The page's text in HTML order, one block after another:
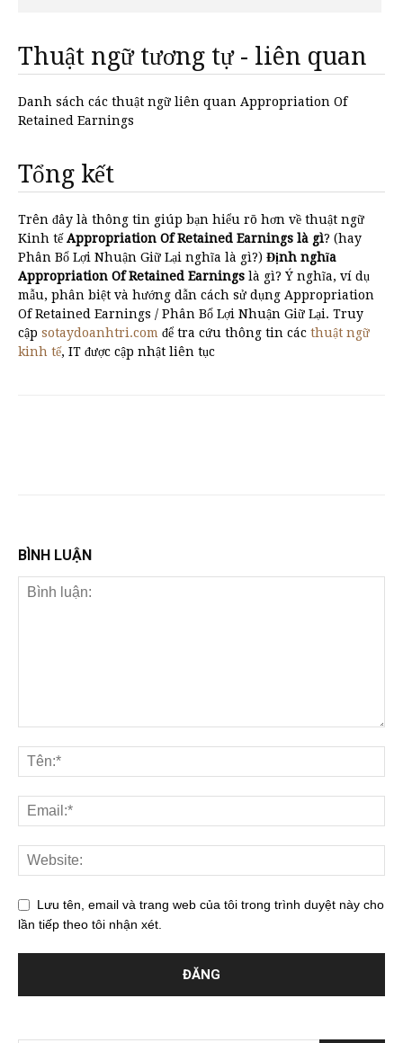
Thuật ngữ tương tự - liên quan
Danh sách các thuật ngữ liên quan Appropriation Of
Retained Earnings
Tổng kết
Trên đây là thông tin giúp bạn hiểu rõ hơn về thuật ngữ
Kinh tếAppropriation Of Retained Earnings là gì? (hay
Phân Bổ Lợi Nhuận Giữ Lại nghĩa là gì?) Định nghĩa
Appropriation Of Retained Earnings là gì? Ý nghĩa, ví dụ
mẫu, phân biệt và hướng dẫn cách sử dụng Appropriation
Of Retained Earnings / Phân Bổ Lợi Nhuận Giữ Lại. Truy
cập sotaydoanhtri.com để tra cứu thông tin các thuật ngữ
kinh tế, IT được cập nhật liên tục
BÌNH LUẬN
Lưu tên, email và trang web của tôi trong trình duyệt này cho
lần tiếp theo tôi nhận xét.